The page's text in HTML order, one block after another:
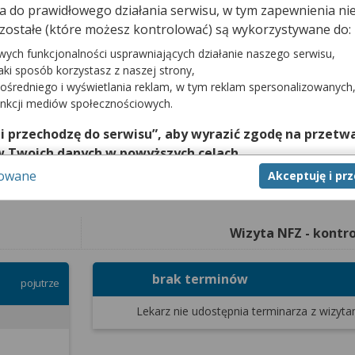
górnych i dolnych
uszkodzenie stożka rotatorów)
)
ścięgna Achillesa)
)
endoprotezoplastyce stawu biodrowego i kolanowego, po
kolanowego
biodrowego
Wizyta NFZ -
pojutrze brak terminów
Lekarz nie udostępnia terminarza z
do prawidłowego działania serwisu, w tym zapewnienia
(które możesz kontrolować) są wykorzystywane do:
funkcjonalności usprawniających działanie naszego serwisu,
sposób korzystasz z naszej strony,
i wyświetlania reklam, w tym reklam spersonalizowanych,
mediów społecznościowych.
przechodzę do serwisu”, aby wyrazić zgodę na
danych w powyższych celach.
zgody jest dobrowolne, a wyrażoną zgodę możesz w
na przetwarzanie Twoich danych tylko w niektórych
zaawansowanych”.
wykorzystywania narzędzi zewnętrznych w naszym
Akceptuję i